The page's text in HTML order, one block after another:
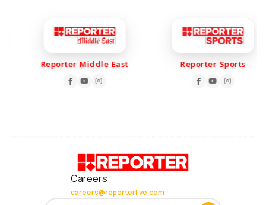
Reporter Middle East Reporter Sports
Careers
careers@reporterlive.com